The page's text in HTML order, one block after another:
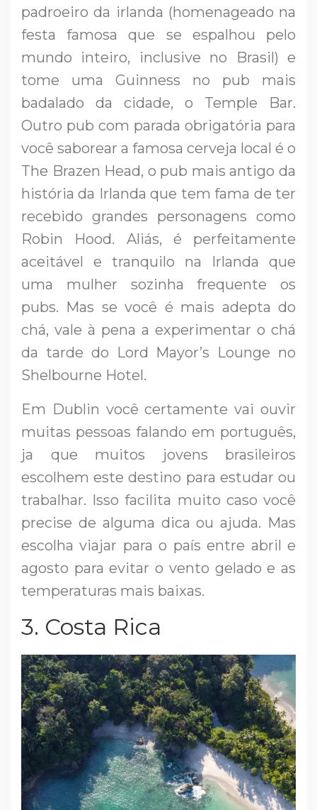
padroeiro da irlanda (homenageado na
festa famosa que se espalhou pelo
mundo inteiro, inclusive no Brasil) e
tome uma Guinness no pub mais
badalado da cidade, o Temple Bar.
Outro pub com parada obrigatória para
você saborear a famosa cerveja local é o
The Brazen Head, o pub mais antigo da
história da Irlanda que tem fama de ter
recebido grandes personagens como
Robin Hood. Aliás, é perfeitamente
aceitável e tranquilo na Irlanda que
uma mulher sozinha frequente os
pubs. Mas se você é mais adepta do
chá, vale à pena a experimentar o chá
da tarde do Lord Mayor’s Lounge no
Shelbourne Hotel.
Em Dublin você certamente vai ouvir
muitas pessoas falando em português,
ja que muitos jovens brasileiros
escolhem este destino para estudar ou
trabalhar. Isso facilita muito caso você
precise de alguma dica ou ajuda. Mas
escolha viajar para o país entre abril e
agosto para evitar o vento gelado e as
temperaturas mais baixas.
3. Costa Rica